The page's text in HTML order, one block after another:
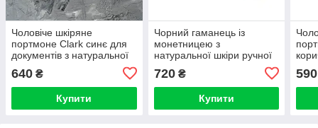
Чоловіче шкіряне
портмоне Сlark синє для
документів з натуральної
телячої шкіри з фіксацією
на кнопці
640 ₴
Купити
Чорний гаманець із
монетницею з
натуральної шкіри ручної
роботи FORT з фіксацією
на кнопці гаманець
портмоне
720₴
Купити
590